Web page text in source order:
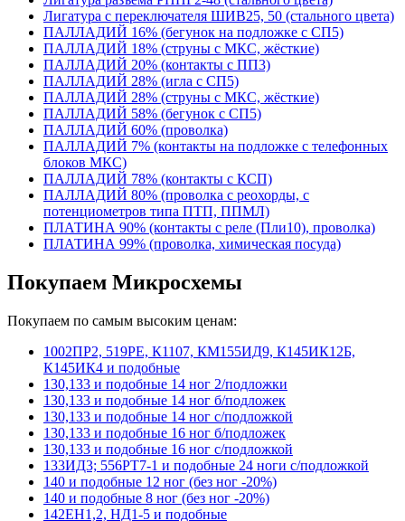
Лигатура с переключателя ШИВ25, 50 (стального цвета)
ПАЛЛАДИЙ 16% (бегунок на подложке с СП5)
ПАЛЛАДИЙ 18% (струны с МКС, жёсткие)
ПАЛЛАДИЙ 20% (контакты с ПП3)
ПАЛЛАДИЙ 28% (игла с СП5)
ПАЛЛАДИЙ 28% (струны с МКС, жёсткие)
ПАЛЛАДИЙ 58% (бегунок с СП5)
ПАЛЛАДИЙ 60% (проволка)
ПАЛЛАДИЙ 7% (контакты на подложке с телефонных
блоков МКС)
ПАЛЛАДИЙ 78% (контакты с КСП)
ПАЛЛАДИЙ 80% (проволка с реохорды, с
потенциометров типа ПТП, ППМЛ)
ПЛАТИНА 90% (контакты с реле (Пли10), проволка)
ПЛАТИНА 99% (проволка, химическая посуда)
Покупаем Микросхемы
Покупаем по самым высоким ценам:
1002ПР2, 519РЕ, К1107, КМ155ИД9, К145ИК12Б,
К145ИК4 и подобные
130,133 и подобные 14 ног 2/подложки
130,133 и подобные 14 ног б/подложек
130,133 и подобные 14 ног с/подложкой
130,133 и подобные 16 ног б/подложек
130,133 и подобные 16 ног с/подложкой
133ИД3; 556РТ7-1 и подобные 24 ноги с/подложкой
140 и подобные 12 ног (без ног -20%)
140 и подобные 8 ног (без ног -20%)
142ЕН1,2, НД1-5 и подобные